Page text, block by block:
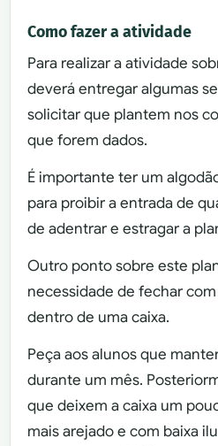
Como fazer a atividade
Para realizar a atividade
deverá entregar algumas
solicitar que plantem nos
que forem dados.
É importante ter um
para proibir a entrada de
de adentrar e estragar a
Outro ponto sobre este
necessidade de fechar
dentro de uma caixa.
Peça aos alunos que
durante um mês.
que deixem a caixa um
mais arejado e com baixa